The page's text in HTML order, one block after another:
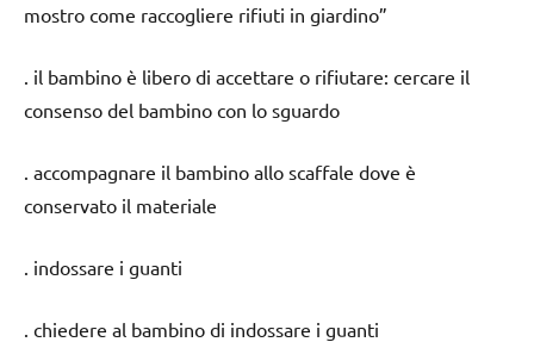
mostro come raccogliere rifiuti in giardino”
. il bambino è libero di accettare o rifiutare: cercare il
consenso del bambino con lo sguardo
. accompagnare il bambino allo scaffale dove è
conservato il materiale
. indossare i guanti
. chiedere al bambino di indossare i guanti